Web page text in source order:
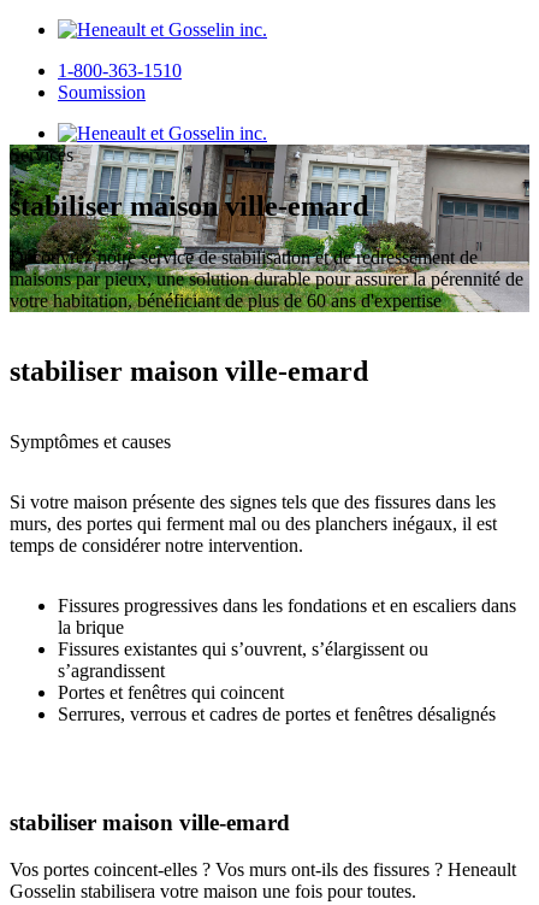
1-800-363-1510
Soumission
Services
stabiliser maison ville-emard
Découvrez notre service de stabilisation et de redressement de
maisons par pieux, une solution durable pour assurer la pérennité de
votre habitation, bénéficiant de plus de 60 ans d'expertise
stabiliser maison ville-emard
Symptômes et causes
Si votre maison présente des signes tels que des fissures dans les
murs, des portes qui ferment mal ou des planchers inégaux, il est
temps de considérer notre intervention.
Fissures progressives dans les fondations et en escaliers dans
la brique
Fissures existantes qui s’ouvrent, s’élargissent ou
s’agrandissent
Portes et fenêtres qui coincent
Serrures, verrous et cadres de portes et fenêtres désalignés
stabiliser maison ville-emard
Vos portes coincent-elles ? Vos murs ont-ils des fissures ? Heneault
Gosselin stabilisera votre maison une fois pour toutes.